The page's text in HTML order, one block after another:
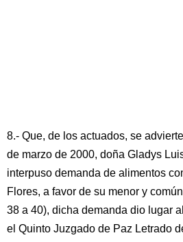
8.- Que, de los actuados, se
de marzo de 2000, doña Gladys
interpuso demanda de alimentos
Flores, a favor de su menor y
38 a 40), dicha demanda dio lugar
el Quinto Juzgado de Paz Letrado